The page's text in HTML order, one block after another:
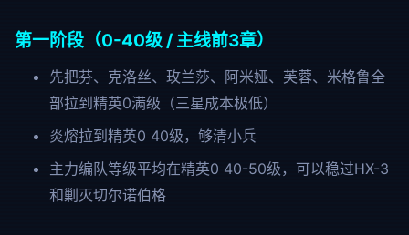
第一阶段（0-40级 / 主线前3章）
先把芬、克洛丝、玫兰莎、阿米娅、芙蓉、米格鲁全
部拉到精英0满级（三星成本极低）
炎熔拉到精英0 40级，够清小兵
主力编队等级平均在精英0 40-50级，可以稳过HX-3
和剿灭切尔诺伯格